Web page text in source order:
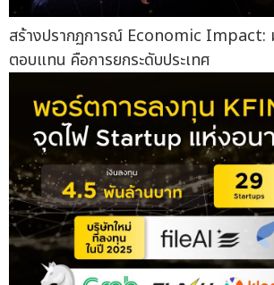
สร้างปรากฏการณ์ Economic Impact:
ตอบแทน คือการยกระดับประเทศ